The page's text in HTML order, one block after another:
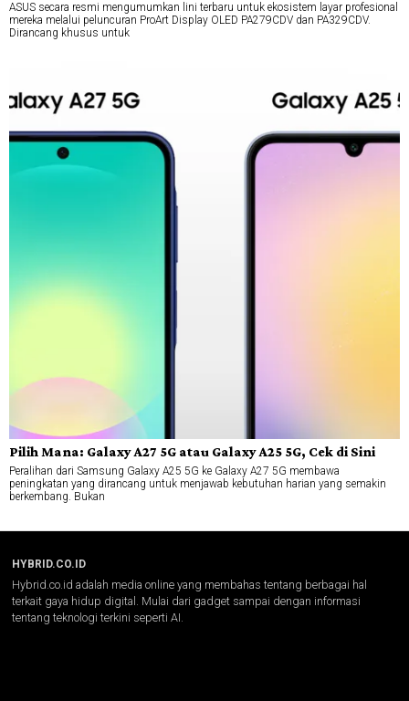
ASUS secara resmi mengumumkan lini terbaru untuk ekosistem layar profesional
mereka melalui peluncuran ProArt Display OLED PA279CDV dan PA329CDV.
Dirancang khusus untuk
Pilih Mana: Galaxy A27 5G atau Galaxy A25 5G, Cek di Sini
Peralihan dari Samsung Galaxy A25 5G ke Galaxy A27 5G membawa
peningkatan yang dirancang untuk menjawab kebutuhan harian yang semakin
berkembang. Bukan
HYBRID.CO.ID
Hybrid.co.id adalah media online yang membahas tentang berbagai hal
terkait gaya hidup digital. Mulai dari gadget sampai dengan informasi
tentang teknologi terkini seperti AI.